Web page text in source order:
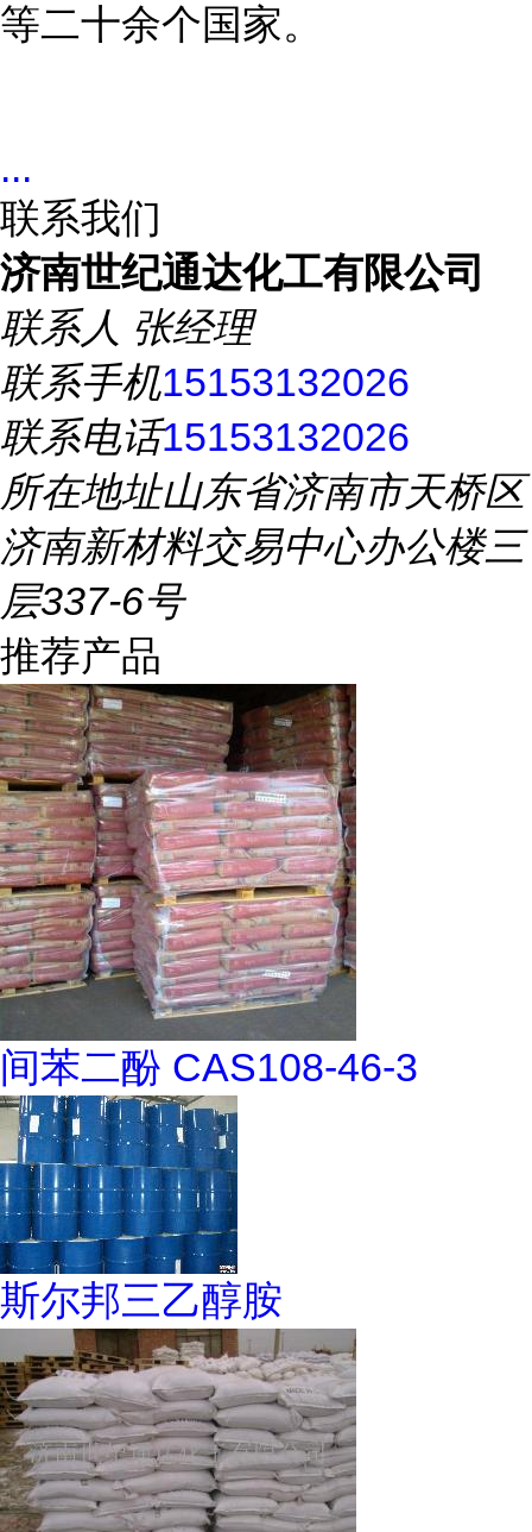
等二十余个国家。
...
联系我们
济南世纪通达化工有限公司
联系人 张经理
联系手机15153132026
联系电话15153132026
所在地址山东省济南市天桥区
济南新材料交易中心办公楼三
层337-6号
推荐产品
间苯二酚 CAS108-46-3
斯尔邦三乙醇胺